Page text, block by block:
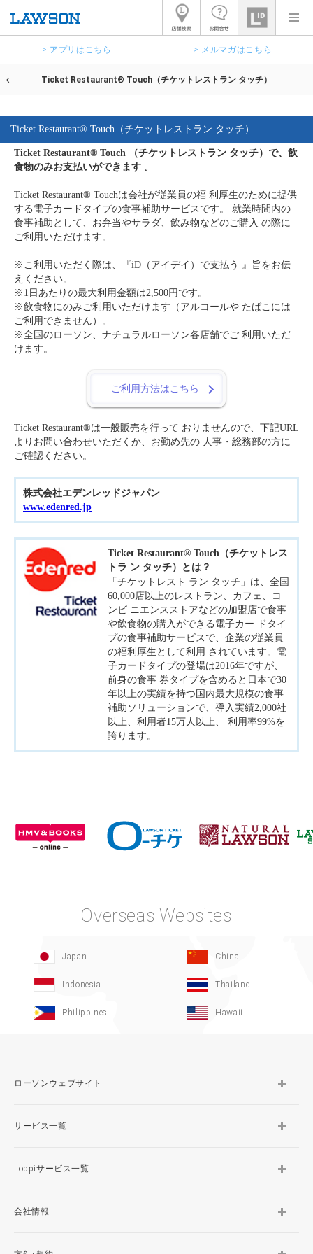
> アプリはこちら > メルマガはこちら
Ticket Restaurant® Touch（チケットレストラン タッチ）
Ticket Restaurant® Touch（チケットレストラン タッチ）
Ticket Restaurant® Touch （チケットレストラン タッチ）で、飲
食物のみお支払いができます 。
Ticket Restaurant® Touchは会社が従業員の福 利厚生のために提供
する電子カードタイプの食事補助サービスです。 就業時間内の
食事補助として、お弁当やサラダ、飲み物などのご購入 の際に
ご利用いただけます。
※こ利用いただく際は、『iD（アイデイ）で支払う 』旨をお伝
えください。
※1日あたりの最大利用金額は2,500円です。
※飲食物にのみご利用いただけます（アルコールや たばこには
ご利用できません）。
※全国のローソン、ナチュラルローソン各店舗でご 利用いただ
けます。
ご利用方法はこちら
Ticket Restaurant®は一般販売を行って おりませんので、下記URL
よりお問い合わせいただくか、お勤め先の 人事・総務部の方に
ご確認ください。
株式会社エデンレッドジャパン
www.edenred.jp
Ticket Restaurant® Touch（チケットレス
トラ ン タッチ）とは？
「チケットレスト ラン タッチ」は、全国
60,000店以上のレストラン、カフェ、コ
ンビ ニエンスストアなどの加盟店で食事
や飲食物の購入ができる電子カー ドタイ
プの食事補助サービスで、企業の従業員
の福利厚生として利用 されています。電
子カードタイプの登場は2016年ですが、
前身の食事 券タイプを含めると日本で30
年以上の実績を持つ国内最大規模の食事
補助ソリューションで、導入実績2,000社
以上、利用者15万人以上、 利用率99%を
誇ります。
Overseas Websites
Japan China
Indonesia Thailand
Philippines Hawaii
ローソンウェブサイト
サービス一覧
Loppiサービス一覧
会社情報